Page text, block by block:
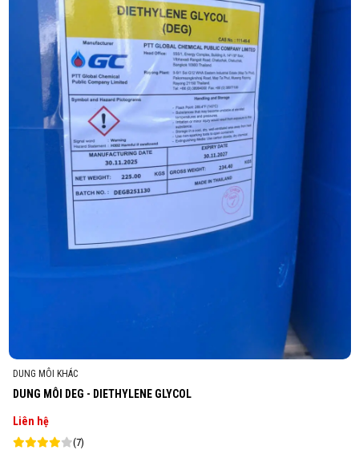
DUNG MÔI KHÁC
DUNG MÔI DEG - DIETHYLENE GLYCOL
Liên hệ
(7)